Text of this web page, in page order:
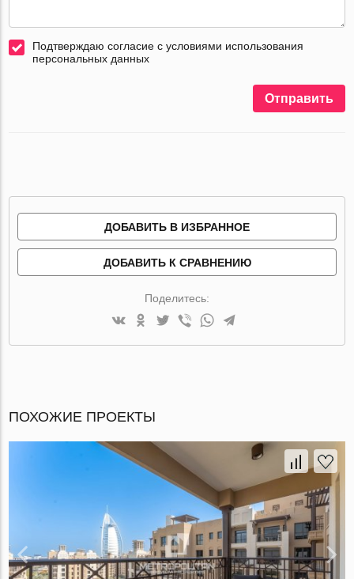
Подтверждаю согласие с условиями использования
персональных данных
Отправить
ДОБАВИТЬ В ИЗБРАННОЕ
ДОБАВИТЬ К СРАВНЕНИЮ
Поделитесь:
ПОХОЖИЕ ПРОЕКТЫ